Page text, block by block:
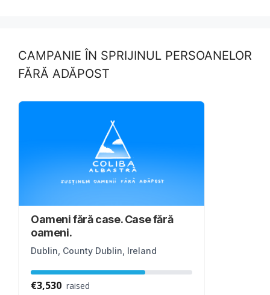
k
CAMPANIE ÎN SPRIJINUL PERSOANELOR
FĂRĂ ADĂPOST